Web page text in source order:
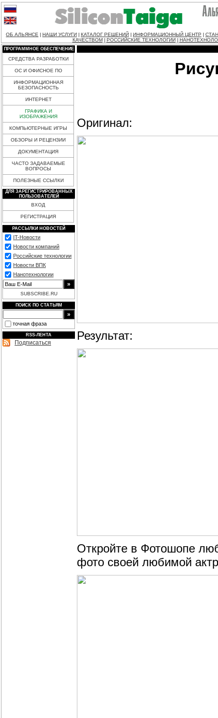
ОБ АЛЬЯНСЕ НАШИ УСЛУГИ КАТАЛОГ РЕШЕНИЙ ИНФОРМАЦИОННЫЙ ЦЕНТР
КАЧЕСТВОМ
РОССИЙСКИЕ ТЕХНОЛОГИИ
ПРОГРАММНОЕ ОБЕСПЕЧЕНИЕ
СРЕДСТВА РАЗРАБОТКИ
ОС И ОФИСНОЕ ПО
ИНФОРМАЦИОННАЯ
БЕЗОПАСНОСТЬ
ИНТЕРНЕТ
ГРАФИКА И
ИЗОБРАЖЕНИЯ
КОМПЬЮТЕРНЫЕ ИГРЫ
ОБЗОРЫ И РЕЦЕНЗИИ
ДОКУМЕНТАЦИЯ
ЧАСТО ЗАДАВАЕМЫЕ
ВОПРОСЫ
ПОЛЕЗНЫЕ ССЫЛКИ
ДЛЯ ЗАРЕГИСТРИРОВАННЫХ
ПОЛЬЗОВАТЕЛЕЙ
ВХОД
РЕГИСТРАЦИЯ
РАССЫЛКИ НОВОСТЕЙ
IT-Новости
Новости компаний
Российские технологии
Новости ВПК
Нанотехнологии
SUBSCRIBE.RU
ПОИСК ПО СТАТЬЯМ
точная фраза
RSS-ЛЕНТА
Подписаться
Оригинал:
Результат:
Откройте в Фотошопе
фото своей любимой